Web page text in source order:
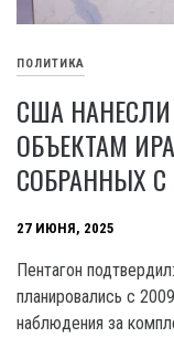
ПОЛИТИКА
США
ОБЪЕКТАМ
СОБРАННЫХ С
27 ИЮНЯ, 2025
Пентагон
планировались с
наблюдения за